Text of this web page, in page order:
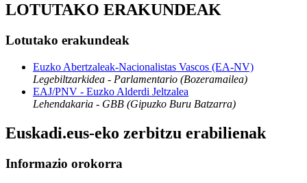
LOTUTAKO ERAKUNDEAK
Lotutako erakundeak
Euzko Abertzaleak-Nacionalistas Vascos (EA-NV)
Legebiltzarkidea - Parlamentario (Bozeramailea)
EAJ/PNV - Euzko Alderdi Jeltzalea
Lehendakaria - GBB (Gipuzko Buru Batzarra)
Euskadi.eus-eko zerbitzu erabilienak
Informazio orokorra